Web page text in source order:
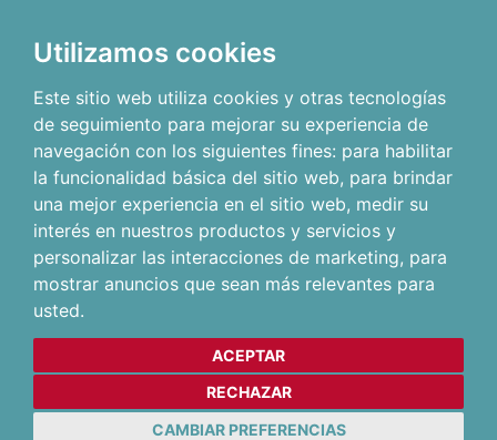
Utilizamos cookies
Este sitio web utiliza cookies y otras tecnologías
de seguimiento para mejorar su experiencia de
navegación con los siguientes fines: para habilitar
la funcionalidad básica del sitio web, para brindar
una mejor experiencia en el sitio web, medir su
interés en nuestros productos y servicios y
personalizar las interacciones de marketing, para
mostrar anuncios que sean más relevantes para
usted.
ACEPTAR
RECHAZAR
CAMBIAR PREFERENCIAS